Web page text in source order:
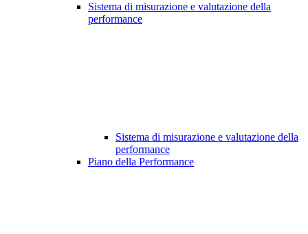
Sistema di misurazione e valutazione della
performance
Sistema di misurazione e valutazione della
performance
Piano della Performance